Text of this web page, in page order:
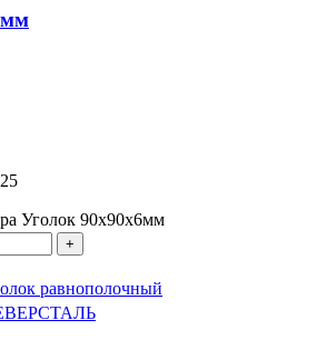
Уголок 90х90х6мм
равнополочный